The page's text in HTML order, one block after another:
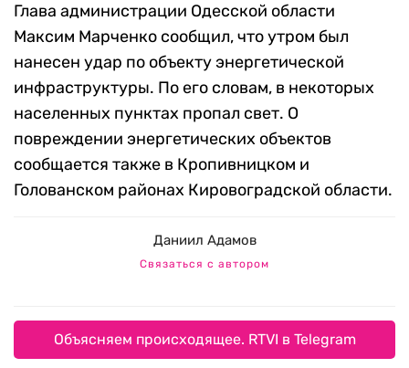
Глава администрации Одесской области
Максим Марченко сообщил, что утром был
нанесен удар по объекту энергетической
инфраструктуры. По его словам, в некоторых
населенных пунктах пропал свет. О
повреждении энергетических объектов
сообщается также в Кропивницком и
Голованском районах Кировоградской области.
Даниил Адамов
Связаться с автором
Объясняем происходящее. RTVI в Telegram